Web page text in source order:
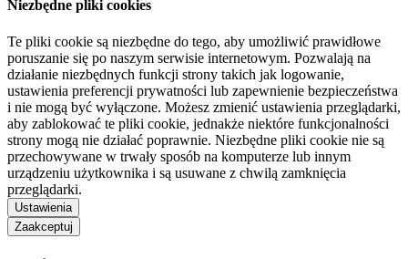
Niezbędne pliki cookies
Te pliki cookie są niezbędne do tego, aby umożliwić prawidłowe
poruszanie się po naszym serwisie internetowym. Pozwalają na
działanie niezbędnych funkcji strony takich jak logowanie,
ustawienia preferencji prywatności lub zapewnienie bezpieczeństwa
i nie mogą być wyłączone. Możesz zmienić ustawienia przeglądarki,
aby zablokować te pliki cookie, jednakże niektóre funkcjonalności
strony mogą nie działać poprawnie. Niezbędne pliki cookie nie są
przechowywane w trwały sposób na komputerze lub innym
urządzeniu użytkownika i są usuwane z chwilą zamknięcia
przeglądarki.
Ustawienia
Zaakceptuj